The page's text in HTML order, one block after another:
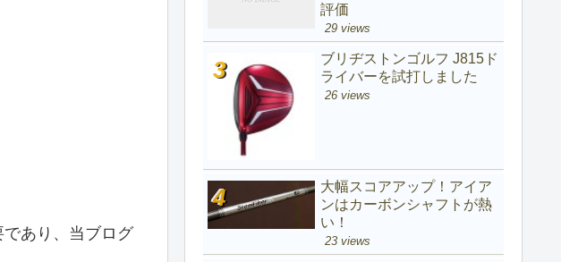
あり、当ブログ
評価
29 views
ブリヂストンゴルフ J815ド
ライバーを試打しました
26 views
大幅スコアアップ！アイア
ンはカーボンシャフトが熱
い！
23 views